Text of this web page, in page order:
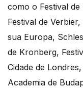
como o Festival
Festival de
sua Europa,
de Kronberg,
Cidade de
Academia de